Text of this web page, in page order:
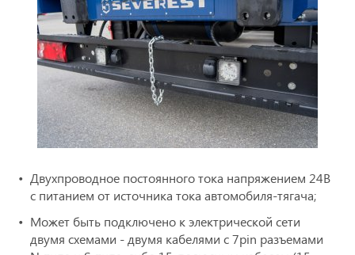
Двухпроводное постоянного тока напряжением 24В
с питанием от источника тока автомобиля-тягача;
Может быть подключено к электрической сети
двумя схемами - двумя кабелями с 7pin разъемами